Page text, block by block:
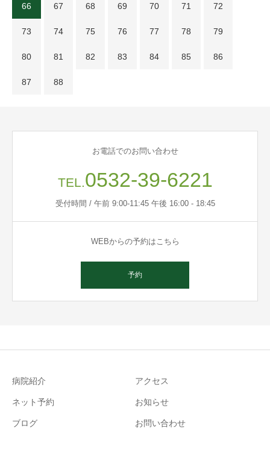
66 67 68 69 70 71 72
73 74 75 76 77 78 79
80 81 82 83 84 85 86
87 88
お電話でのお問い合わせ
TEL. 0532-39-6221
受付時間 / 午前 9:00-11:45 午後 16:00 - 18:45
WEBからの予約はこちら
予約
病院紹介 アクセス
ネット予約 お知らせ
ブログ お問い合わせ